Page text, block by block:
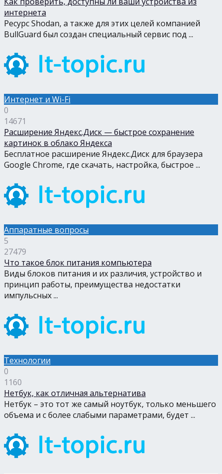
интернета
Ресурс Shodan, а также для этих целей компанией
BullGuard был создан специальный сервис под ...
Интернет и Wi-Fi
0
14671
Расширение Яндекс.Диск — быстрое сохранение
картинок в облако Яндекса
Бесплатное расширение Яндекс.Диск для браузера
Google Chrome, где скачать, настройка, быстрое ...
Аппаратные вопросы
5
27479
Что такое блок питания компьютера
Виды блоков питания и их различия, устройство и
принцип работы, преимущества недостатки
импульсных ...
Технологии
0
1160
Нетбук, как отличная альтернатива
Нетбук – это тот же самый ноутбук, только меньшего
объема и с более слабыми параметрами, будет ...